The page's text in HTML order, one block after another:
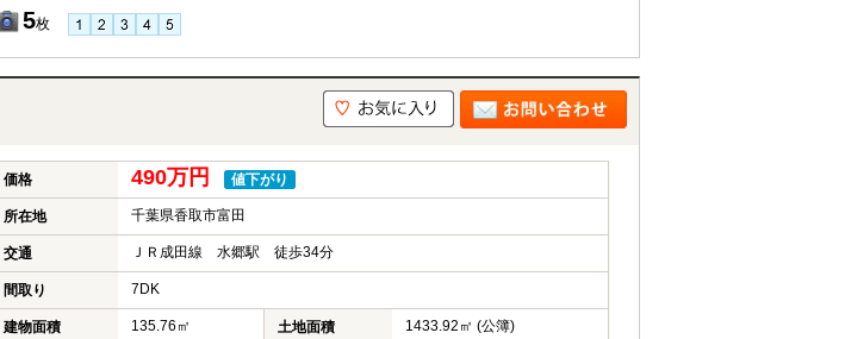
5枚
価格 490万円 値下がり
所在地 千葉県香取市富田
交通 ＪＲ成田線 水郷駅 徒歩34分
間取り 7DK
建物面積 135.76㎡ 土地面積 1433.92㎡ (公簿)